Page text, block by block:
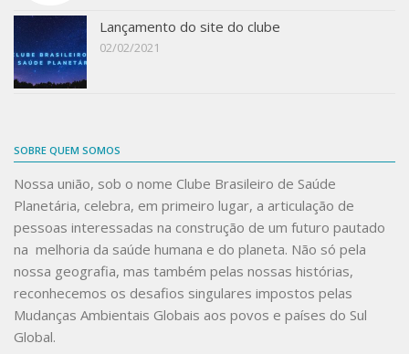
Lançamento do site do clube
02/02/2021
SOBRE QUEM SOMOS
Nossa união, sob o nome Clube Brasileiro de Saúde
Planetária, celebra, em primeiro lugar, a articulação de
pessoas interessadas na construção de um futuro pautado
na melhoria da saúde humana e do planeta. Não só pela
nossa geografia, mas também pelas nossas histórias,
reconhecemos os desafios singulares impostos pelas
Mudanças Ambientais Globais aos povos e países do Sul
Global.